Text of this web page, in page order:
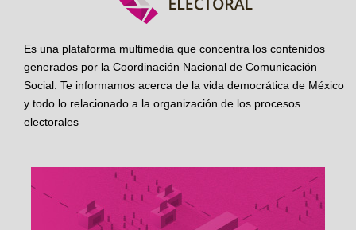
Es una plataforma multimedia que concentra los contenidos
generados por la Coordinación Nacional de Comunicación
Social. Te informamos acerca de la vida democrática de México
y todo lo relacionado a la organización de los procesos
electorales